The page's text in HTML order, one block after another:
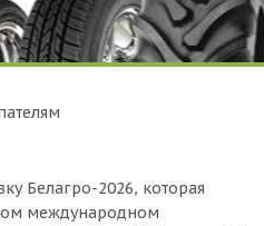
Белагро-2026, которая
международном